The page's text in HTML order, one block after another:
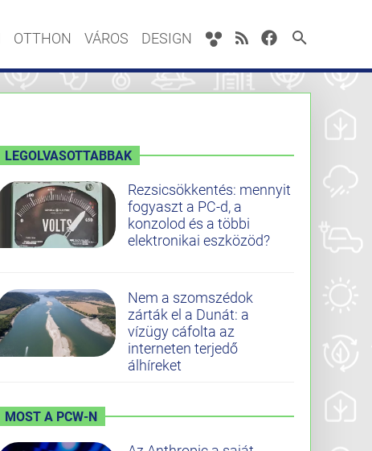
OTTHON VÁROS DESIGN
LEGOLVASOTTABBAK
Rezsicsökkentés: mennyit
fogyaszt a PC-d, a
konzolod és a többi
elektronikai eszközöd?
Nem a szomszédok
zárták el a Dunát: a
vízügy cáfolta az
interneten terjedő
álhíreket
MOST A PCW-N